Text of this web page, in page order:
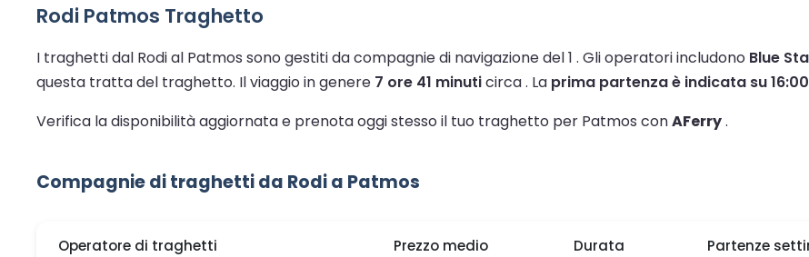
Rodi Patmos Traghetto
I traghetti dal Rodi al Patmos sono gestiti da compagnie di navigazione del 1 . Gli operatori includono Blue
questa tratta del traghetto. Il viaggio in genere 7 ore 41 minuticirca . La prima partenza è indicata su 16:00
Verifica la disponibilità aggiornata e prenota oggi stesso il tuo traghetto per Patmos conAFerry.
Compagnie di traghetti da Rodi a Patmos
Operatore di traghetti Prezzo medio Durata Partenze